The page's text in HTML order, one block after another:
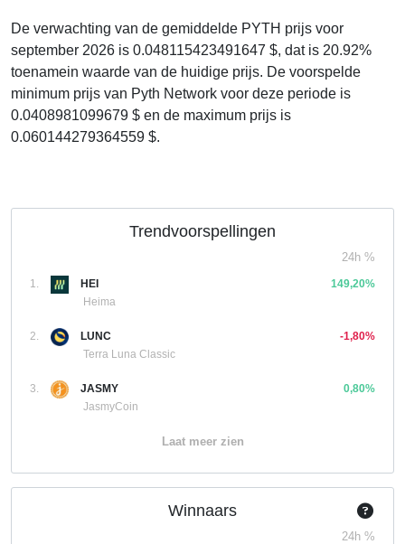
De verwachting van de gemiddelde PYTH prijs voor
september 2026 is 0.048115423491647 $, dat is 20.92%
toenamein waarde van de huidige prijs. De voorspelde
minimum prijs van Pyth Network voor deze periode is
0.0408981099679 $ en de maximum prijs is
0.060144279364559 $.
Trendvoorspellingen
24h %
1.
HEI
Heima
149,20%
2.
LUNC
Terra Luna Classic
-1,80%
3.
JASMY
JasmyCoin
0,80%
Laat meer zien
Winnaars
24h %